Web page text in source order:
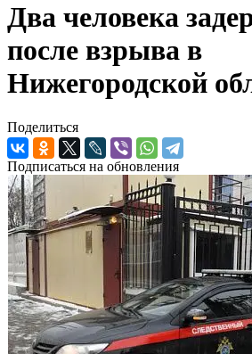
Два человека
после взрыва в
Нижегородской
Поделиться
Подписаться на обновления